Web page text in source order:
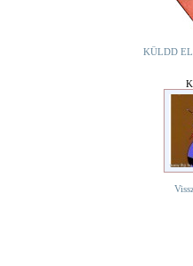
KÜLDD